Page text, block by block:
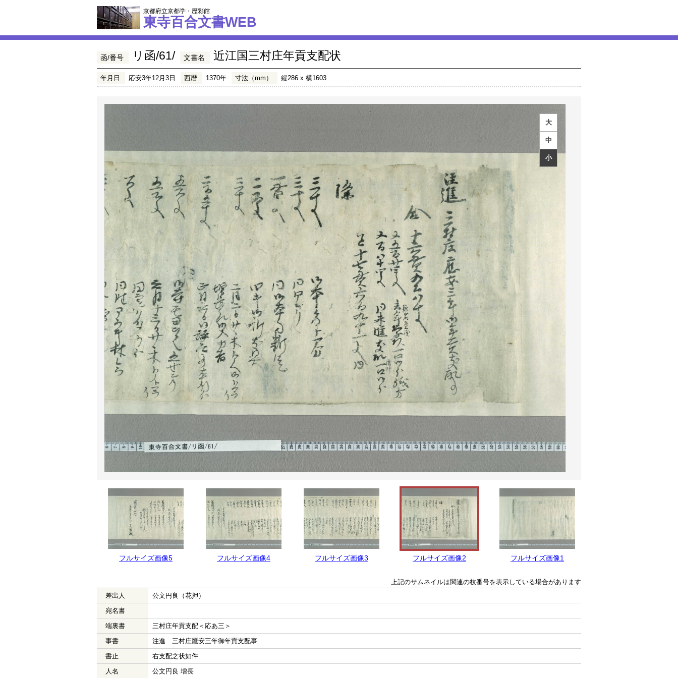
京都府立京都学・歴彩館
東寺百合文書WEB
函/番号 リ函/61/ 文書名 近江国三村庄年貢支配状
年月日 応安3年12月3日 西暦 1370年 寸法（mm） 縦286 x 横1603
大
中
小
フルサイズ画像5 フルサイズ画像4 フルサイズ画像3 フルサイズ画像2 フルサイズ画像1
上記のサムネイルは関連の枝番号を表示している場合があります
差出人
公文円良（花押）
宛名書
端裏書
三村庄年貢支配＜応あ三＞
事書
注進 三村庄鷹安三年御年貢支配事
書止
右支配之状如件
人名
公文円良 増長